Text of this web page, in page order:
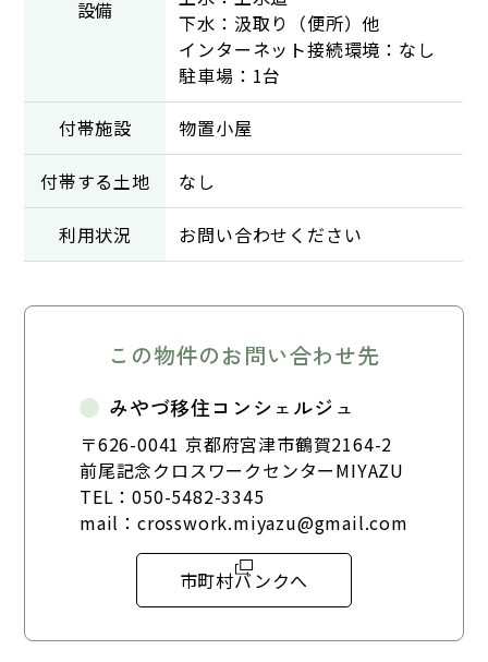
設備
下水：汲取り（便所）他
インターネット接続環境：なし
駐車場：1台
付帯施設
物置小屋
付帯する土地 なし
利用状況 お問い合わせください
この物件のお問い合わせ先
みやづ移住コンシェルジュ
〒626-0041 京都府宮津市鶴賀2164-2
前尾記念クロスワークセンターMIYAZU
TEL：050-5482-3345
mail：crosswork.miyazu@gmail.com
市町村バンクへ